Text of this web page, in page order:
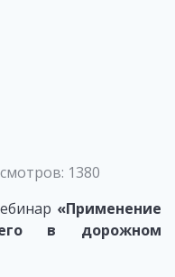
1380
«Применение
в дорожном